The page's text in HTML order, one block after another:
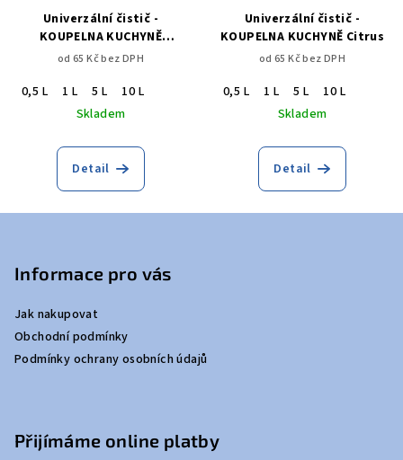
Univerzální čistič -
KOUPELNA KUCHYNĚ
eukalypt
od 65 Kč bez DPH
0,5 L 1 L 5 L
10 L
Skladem
Detail
Univerzální čistič -
KOUPELNA KUCHYNĚ Citrus
od 65 Kč bez DPH
0,5 L 1 L 5 L
10 L
Skladem
Detail
Informace pro vás
Jak nakupovat
Obchodní podmínky
Podmínky ochrany osobních údajů
Přijímáme online platby